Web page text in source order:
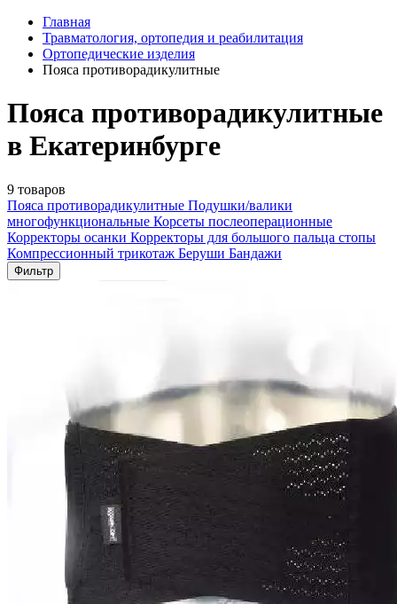
Главная
Травматология, ортопедия и реабилитация
Ортопедические изделия
Пояса противорадикулитные
Пояса противорадикулитные
в Екатеринбурге
9 товаров
Пояса противорадикулитные Подушки/валики
многофункциональные Корсеты послеоперационные
Корректоры осанки Корректоры для большого пальца стопы
Компрессионный трикотаж Беруши Бандажи
Фильтр